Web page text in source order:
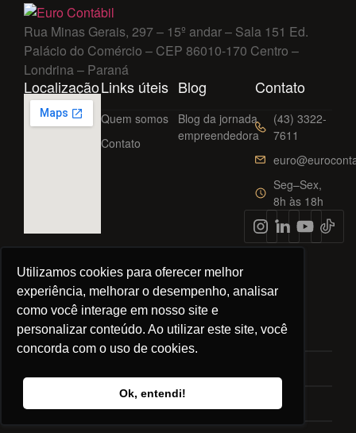
Utilizamos cookies para oferecer melhor
experiência, melhorar o desempenho, analisar
como você interage em nosso site e
personalizar conteúdo. Ao utilizar este site, você
concorda com o uso de cookies.
Ok, entendi!
Rua Minas Gerais, 297 – 15º andar – Sala 151 Ed.
Palácio do Comércio – CEP 86010-170 Centro –
Londrina – Paraná
LocalizaçãoLinks úteis
Quem somos
Contato
Blog
Blog da jornada
empreendedora
Contato
(43) 3322-
7611
Seg–Sex,
8h às 18h
© Euro Contábil. Todos os direitos reservados.
Política de privacidade